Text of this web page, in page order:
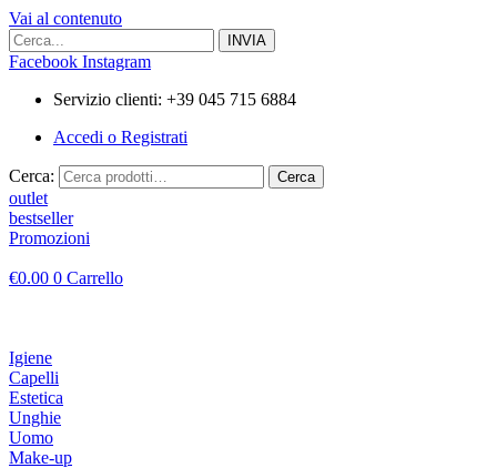
Vai al contenuto
Facebook Instagram
Servizio clienti: +39 045 715 6884
Accedi o Registrati
Cerca: Cerca
outlet
bestseller
Promozioni
€0.00 0 Carrello
Igiene
Capelli
Estetica
Unghie
Uomo
Make-up